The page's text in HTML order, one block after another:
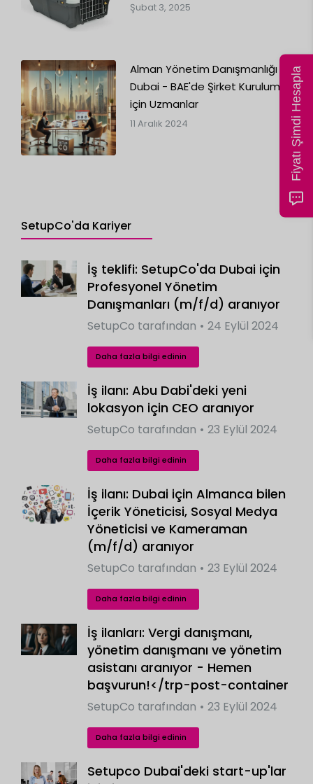
Şubat 3, 2025
Alman Yönetim Danışmanlığı
Dubai - BAE'de Şirket Kurulumu
için Uzmanlar
11 Aralık 2024
SetupCo'da Kariyer
İş teklifi: SetupCo'da Dubai için
Profesyonel Yönetim
Danışmanları (m/f/d) aranıyor
SetupCo tarafından 24 Eylül 2024
Daha fazla bilgi edinin
İş ilanı: Abu Dabi'deki yeni
lokasyon için CEO aranıyor
SetupCo tarafından 23 Eylül 2024
Daha fazla bilgi edinin
İş ilanı: Dubai için Almanca bilen
İçerik Yöneticisi, Sosyal Medya
Yöneticisi ve Kameraman
(m/f/d) aranıyor
SetupCo tarafından 23 Eylül 2024
Daha fazla bilgi edinin
İş ilanları: Vergi danışmanı,
yönetim danışmanı ve yönetim
asistanı aranıyor - Hemen
başvurun!</trp-post-container
SetupCo tarafından 23 Eylül 2024
Daha fazla bilgi edinin
Setupco Dubai'deki start-up'lar
Fiyatı Şimdi Hesapla